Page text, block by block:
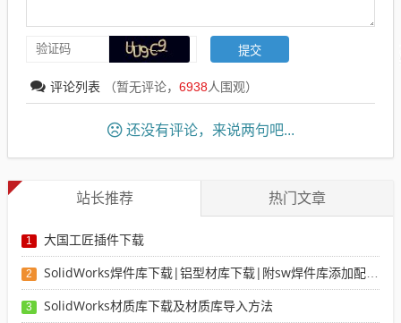
评论列表 （暂无评论， 6938人围观）
还没有评论，来说两句吧...
站长推荐 热门文章
1 大国工匠插件下载
2 SolidWorks焊件库下载|铝型材库下载|附sw焊件库添加配置使用教程
3 SolidWorks材质库下载及材质库导入方法